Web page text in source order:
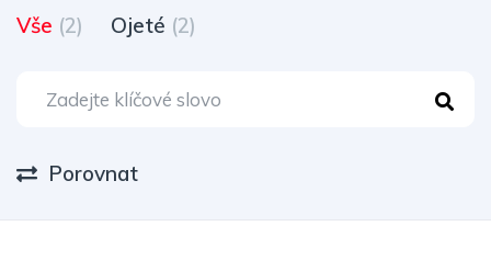
Vše (2) Ojeté (2)
Porovnat